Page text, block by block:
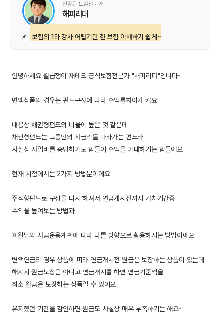
인증된 보험전문가
해피리더
📌 보험의 1타 강사 어렵기만 한 보험 이해하기 쉽게~
안녕하세요 월급쟁이 재테크 공식보험전문가 "해피리더"입니다~
변액상품의 경우는 펀드구성에 따라 수익률차이가 커요
내용상 채권형펀드의 비율이 높은 것 같은데
채권형펀드는 그동안의 저금리를 따라가는 펀드라
사실상 사업비를 충당하기도 힘들어 수익을 기대하기는 힘들어요
현재 시점에서는 2가지 방법뿐이에요
주식형펀드로 구성을 다시 하셔서 연금개시전까지 거치기간중
수익을 높여보는 방법과
회원님의 자금운용계획에 따라 다른 방향으로 활용하시는 방법이에요
변액연금의 경우 상품에 따라 연금개시전 원금은 보장하는 상품이 있는데
해지시 원금보장은 아니고 연금개시를 하면 연금기준액을
최소 원금은 보장하는 상품일 수 있어요
유지했던 기간을 감안하면 원금도 사실상 매우 부족하기는 해요~